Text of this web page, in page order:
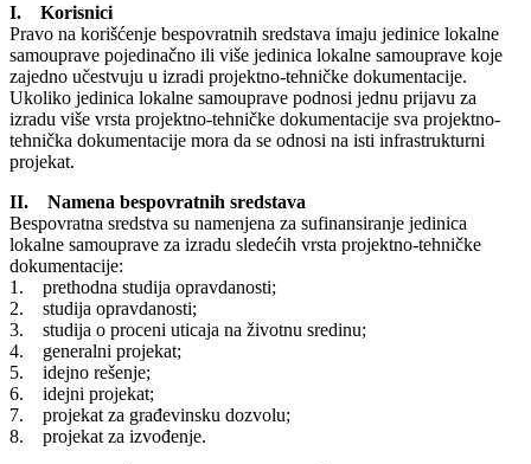
I. Korisnici
Pravo na korišćenje bespovratnih sredstava imaju jedinice lokalne
samouprave pojedinačno ili više jedinica lokalne samouprave koje
zajedno učestvuju u izradi projektno-tehničke dokumentacije.
Ukoliko jedinica lokalne samouprave podnosi jednu prijavu za
izradu više vrsta projektno-tehničke dokumentacije sva projektno-
tehnička dokumentacije mora da se odnosi na isti infrastrukturni
projekat.
II. Namena bespovratnih sredstava
Bespovratna sredstva su namenjena za sufinansiranje jedinica
lokalne samouprave za izradu sledećih vrsta projektno-tehničke
dokumentacije:
1. prethodna studija opravdanosti;
2. studija opravdanosti;
3. studija o proceni uticaja na životnu sredinu;
4. generalni projekat;
5. idejno rešenje;
6. idejni projekat;
7. projekat za građevinsku dozvolu;
8. projekat za izvođenje.